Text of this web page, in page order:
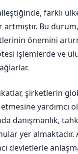
farklı
Bu
önemini
işlemlerde ve
şirketlerin
yardımcı
danışmanlık,
yer almaktadır.
devletlerle